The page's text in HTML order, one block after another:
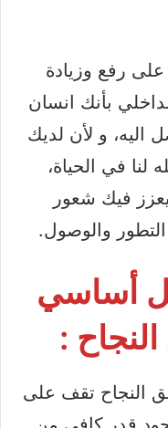
رفع وزيادة
بأنك انسان
اليه، و لأن لديك
لنا في الحياة،
فيك شعور
والوصول.
أساسي
:
النجاح تقف على